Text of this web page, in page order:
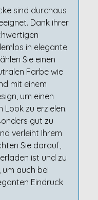
sind durchaus
Dank ihrer
in elegante
Sie einen
Farbe wie
mit einem
um einen
Look zu erzielen.
gut zu
verleiht Ihrem
Sie darauf,
ist und zu
auch bei
Eindruck